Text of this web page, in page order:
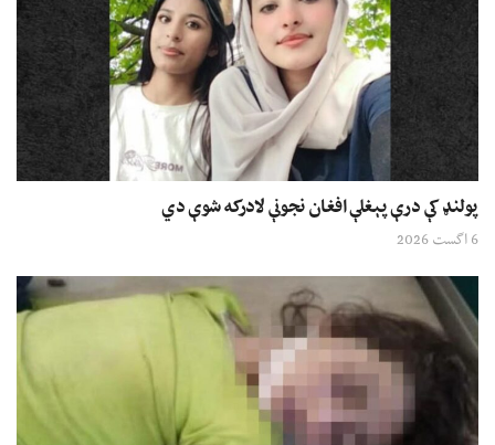
پولنډ کې درې پېغلې افغان نجونې لادرکه شوې دي
6 اگست 2026